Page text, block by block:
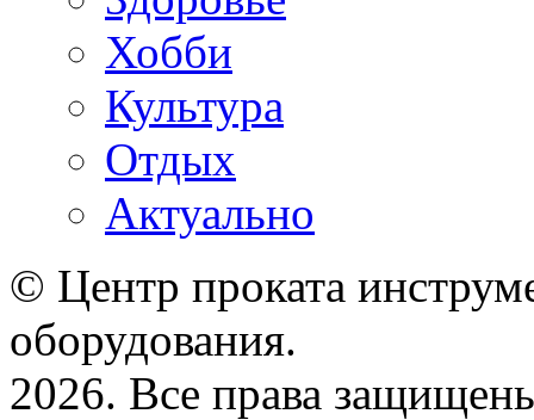
Хобби
Культура
Отдых
Актуально
© Центр проката
оборудования.
2026. Все права